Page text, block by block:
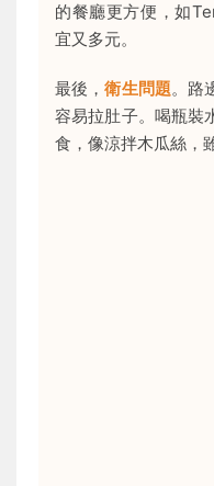
的餐廳更方便，如
宜又多元。
最後，衛生問題。路
容易拉肚子。喝瓶裝
食，像涼拌木瓜絲，